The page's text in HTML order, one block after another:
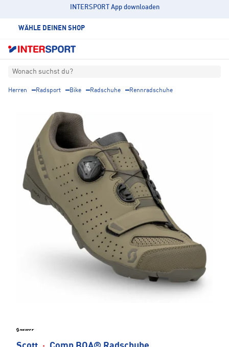
INTERSPORT App downloaden
WÄHLE DEINEN SHOP
Wonach suchst du?
Herren Radsport Bike Radschuhe Rennradschuhe